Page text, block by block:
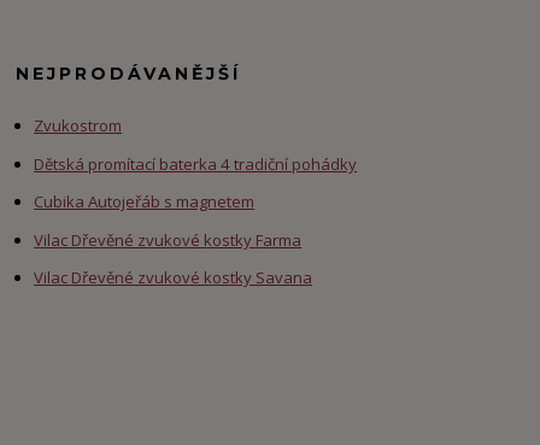
NEJPRODÁVANĚJŠÍ
Zvukostrom
Dětská promítací baterka 4 tradiční pohádky
Cubika Autojeřáb s magnetem
Vilac Dřevěné zvukové kostky Farma
Vilac Dřevěné zvukové kostky Savana